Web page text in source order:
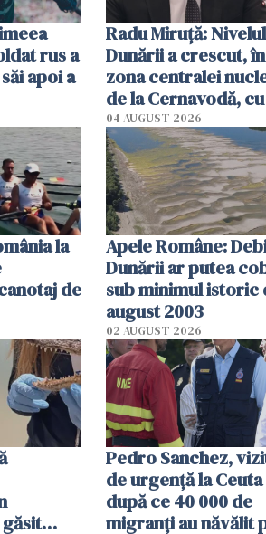
rus a
apoi a
Radu Miruţă: Nivelul
Dunării a crescut, în
zona centralei
de la Cernavodă,
cm faţă de ziua
04 AUGUST 2026
la
de
Apele Române:
Dunării ar putea
sub minimul istoric
august 2003
02 AUGUST 2026
Pedro Sanchez,
de urgență la Ceuta
după ce 40 000 de
migranți au năvălit